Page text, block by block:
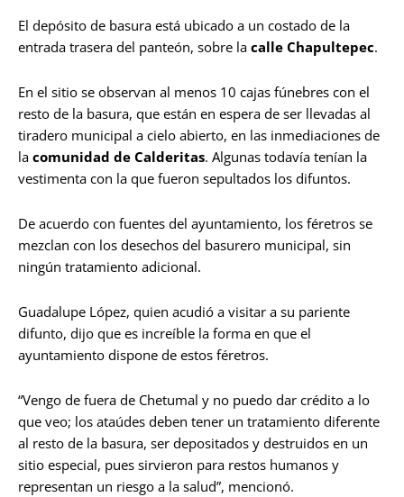
El depósito de basura está ubicado a un costado de la
entrada trasera del panteón, sobre la calle Chapultepec.
En el sitio se observan al menos 10 cajas fúnebres con el
resto de la basura, que están en espera de ser llevadas al
tiradero municipal a cielo abierto, en las inmediaciones de
la comunidad de Calderitas. Algunas todavía tenían la
vestimenta con la que fueron sepultados los difuntos.
De acuerdo con fuentes del ayuntamiento, los féretros se
mezclan con los desechos del basurero municipal, sin
ningún tratamiento adicional.
Guadalupe López, quien acudió a visitar a su pariente
difunto, dijo que es increíble la forma en que el
ayuntamiento dispone de estos féretros.
“Vengo de fuera de Chetumal y no puedo dar crédito a lo
que veo; los ataúdes deben tener un tratamiento diferente
al resto de la basura, ser depositados y destruidos en un
sitio especial, pues sirvieron para restos humanos y
representan un riesgo a la salud”, mencionó.